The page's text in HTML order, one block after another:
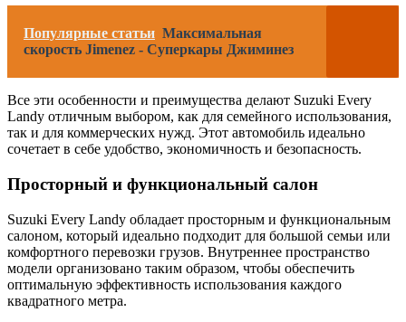
Популярные статьи Максимальная
скорость Jimenez - Суперкары Джиминез
Все эти особенности и преимущества делают Suzuki Every
Landy отличным выбором, как для семейного использования,
так и для коммерческих нужд. Этот автомобиль идеально
сочетает в себе удобство, экономичность и безопасность.
Просторный и функциональный салон
Suzuki Every Landy обладает просторным и функциональным
салоном, который идеально подходит для большой семьи или
комфортного перевозки грузов. Внутреннее пространство
модели организовано таким образом, чтобы обеспечить
оптимальную эффективность использования каждого
квадратного метра.